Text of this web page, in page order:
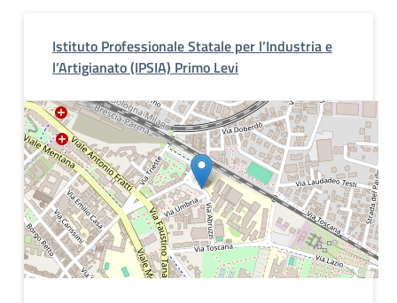
Istituto Professionale Statale per l’Industria e
l’Artigianato (IPSIA) Primo Levi